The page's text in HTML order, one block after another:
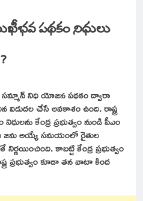
పథకం నిధులు
సమ్మాన్ నిధి యోజన పథకం ద్వారా
విడుదల చేసే అవకాశం ఉంది. రాష్ట్ర
కేంద్ర ప్రభుత్వం నుండి పీఎం
జమ అయ్యే సమయంలో రైతుల
కాబట్టి కేంద్ర ప్రభుత్వం
ప్రభుత్వం కూడా తన వాటా కింద